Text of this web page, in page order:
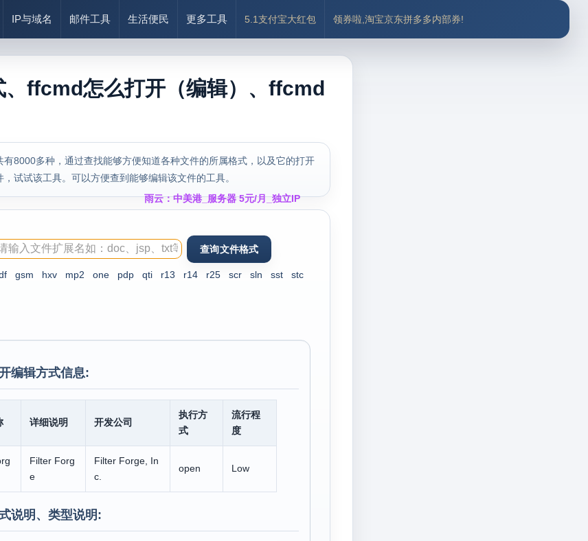
IP与域名 邮件工具 生活便民 更多工具 5.1支付宝大红包 领券啦,淘宝京东拼多多内部券!
ffcmd怎么打开（编辑）、ffcmd
8000多种，通过查找能够方便知道各种文件的所属格式，以及它的打开
试试该工具。可以方便查到能够编辑该文件的工具。
雨云：中美港_服务器 5元/月_独立IP
gsm hxv mp2 one pdp qti r13 r14 r25 scr sln sst
stc
编辑方式信息:
详细说明 开发公司
执行方
式
流行程
度
Filter Forg
e
Filter Forge, In
c.
open Low
说明、类型说明: